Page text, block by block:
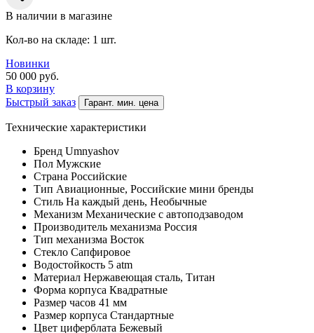
В наличии в магазине
Кол-во на складе: 1 шт.
Новинки
50 000 руб.
В корзину
Быстрый заказ
Гарант. мин. цена
Технические характеристики
Бренд Umnyashov
Пол Мужские
Страна Российские
Тип Авиационные, Российские мини бренды
Стиль На каждый день, Необычные
Механизм Механические с автоподзаводом
Производитель механизма Россия
Тип механизма Восток
Стекло Сапфировое
Водостойкость 5 atm
Материал Нержавеющая сталь, Титан
Форма корпуса Квадратные
Размер часов 41 мм
Размер корпуса Стандартные
Цвет циферблата Бежевый